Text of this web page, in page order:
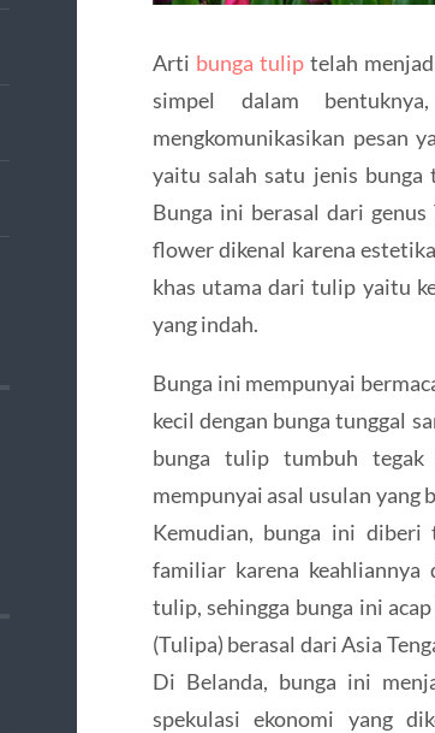
Arti bunga tulip telah
simpel dalam
mengkomunikasikan pesan
yaitu salah satu jenis
Bunga ini berasal dari
flower dikenal karena
khas utama dari tulip yaitu
yang indah.
Bunga ini mempunyai
kecil dengan bunga tunggal
bunga tulip tumbuh tegak
mempunyai asal usulan yang
Kemudian, bunga ini diberi
familiar karena keahliannya
tulip, sehingga bunga ini
(Tulipa) berasal dari Asia
Di Belanda, bunga ini
spekulasi ekonomi yang